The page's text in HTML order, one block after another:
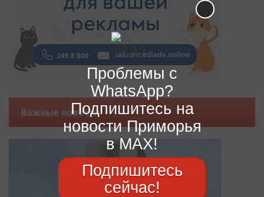
Важные новости
Проблемы с
WhatsApp?
Подпишитесь на
новости Приморья
в MAX!
Подпишитесь
сейчас!